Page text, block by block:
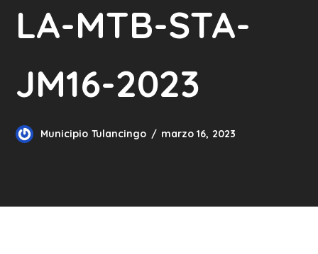
LA-MTB-STA-
JM16-2023
Municipio Tulancingo marzo 16, 2023